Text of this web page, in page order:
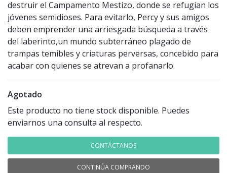
destruir el Campamento Mestizo, donde se refugian los
jóvenes semidioses. Para evitarlo, Percy y sus amigos
deben emprender una arriesgada búsqueda a través
del laberinto,un mundo subterráneo plagado de
trampas temibles y criaturas perversas, concebido para
acabar con quienes se atrevan a profanarlo.
Agotado
Este producto no tiene stock disponible. Puedes
enviarnos una consulta al respecto.
CONTÁCTANOS
CONTINÚA COMPRANDO